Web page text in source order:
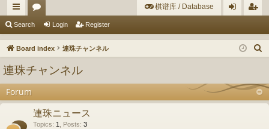
ui
ck
or
u
棋谱库 / Database
in ist
Search Login Register
Board index 連珠チャンネル
r
c
連珠チャンネル
Forum
連珠ニュース
Topics: 1, Posts: 3